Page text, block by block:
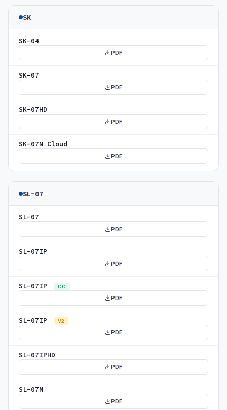
SK
SK-04
PDF
SK-07
PDF
SK-07HD
PDF
SK-07N Cloud
PDF
SL-07
SL-07
PDF
SL-07IP
PDF
SL-07IP CC
PDF
SL-07IP V2
PDF
SL-07IPHD
PDF
SL-07M
PDF